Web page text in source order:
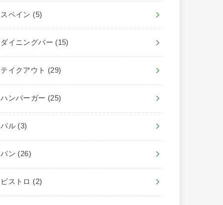
スペイン (5)
ダイニングバー (15)
テイクアウト (29)
ハンバーガー (25)
バル (3)
パン (26)
ビストロ (2)